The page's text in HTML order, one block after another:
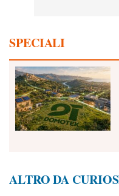
SPECIALI
ALTRO DA